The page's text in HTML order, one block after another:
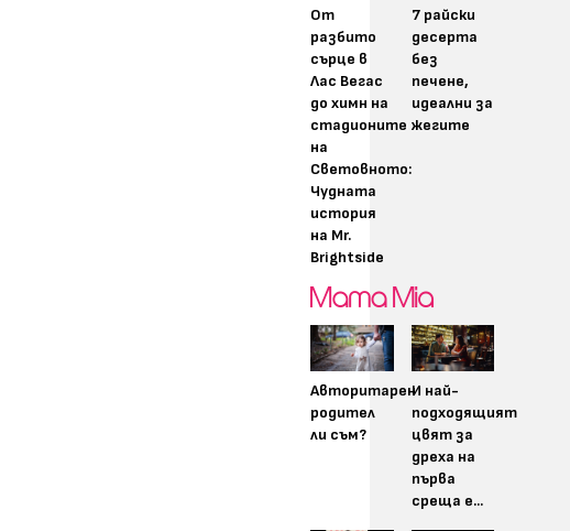
От
разбито
сърце в
Лас Вегас
до химн на
стадионите
на
Световното:
Чудната
история
на Mr.
Brightside
7 райски
десерта
без
печене,
идеални за
жегите
Авторитарен
родител
ли съм?
И най-
подходящият
цвят за
дреха на
първа
среща е...